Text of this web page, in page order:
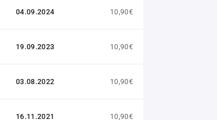
04.09.2024 10,90€
19.09.2023 10,90€
03.08.2022 10,90€
16.11.2021 10,90€